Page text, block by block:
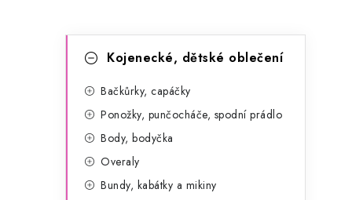
kategorieKojenecké, dětské oblečení
Bačkůrky, capáčky
Ponožky, punčocháče, spodní prádlo
Body, bodyčka
Overaly
Bundy, kabátky a mikiny